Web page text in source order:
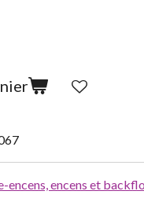
encens, encens et